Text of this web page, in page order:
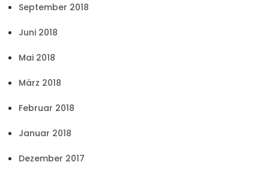
September 2018
Juni 2018
Mai 2018
März 2018
Februar 2018
Januar 2018
Dezember 2017